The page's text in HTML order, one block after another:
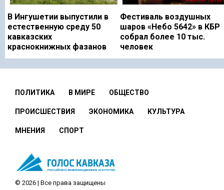
В Ингушетии выпустили в
естественную среду 50
кавказских
краснокнижных фазанов
Фестиваль воздушных
шаров «Небо 5642» в КБР
собрал более 10 тыс.
человек
ПОЛИТИКА В МИРЕ ОБЩЕСТВО
ПРОИСШЕСТВИЯ ЭКОНОМИКА КУЛЬТУРА
МНЕНИЯ СПОРТ
© 2026 | Все права защищены